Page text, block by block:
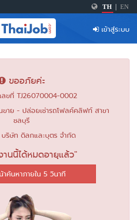
TH EN
เข้าสู่ระบบ
ขออภัยค่ะ
ลขที่ TJ26070004-0002
าย - ปล่อยเช่ารถโฟลค์คลิฟท์ สาขา
ชลบุรี
ริษัท ดิลกและบุตร จำกัด
านนี้ได้หมดอายุแล้ว"
ค้นหาภายใน 5 วินาที